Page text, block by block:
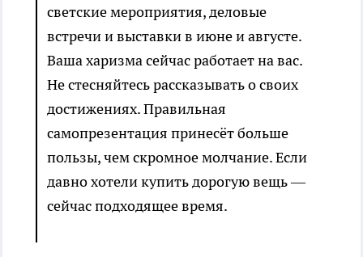
светские мероприятия, деловые
встречи и выставки в июне и августе.
Ваша харизма сейчас работает на вас.
Не стесняйтесь рассказывать о своих
достижениях. Правильная
самопрезентация принесёт больше
пользы, чем скромное молчание. Если
давно хотели купить дорогую вещь —
сейчас подходящее время.